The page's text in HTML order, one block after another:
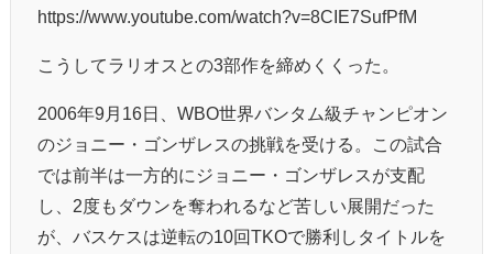
https://www.youtube.com/watch?v=8CIE7SufPfM
こうしてラリオスとの3部作を締めくくった。
2006年9月16日、WBO世界バンタム級チャンピオン
のジョニー・ゴンザレスの挑戦を受ける。この試合
では前半は一方的にジョニー・ゴンザレスが支配
し、2度もダウンを奪われるなど苦しい展開だった
が、バスケスは逆転の10回TKOで勝利しタイトルを